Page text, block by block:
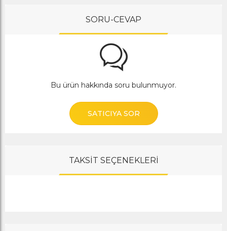
SORU-CEVAP
Bu ürün hakkında soru bulunmuyor.
SATICIYA SOR
TAKSİT SEÇENEKLERİ